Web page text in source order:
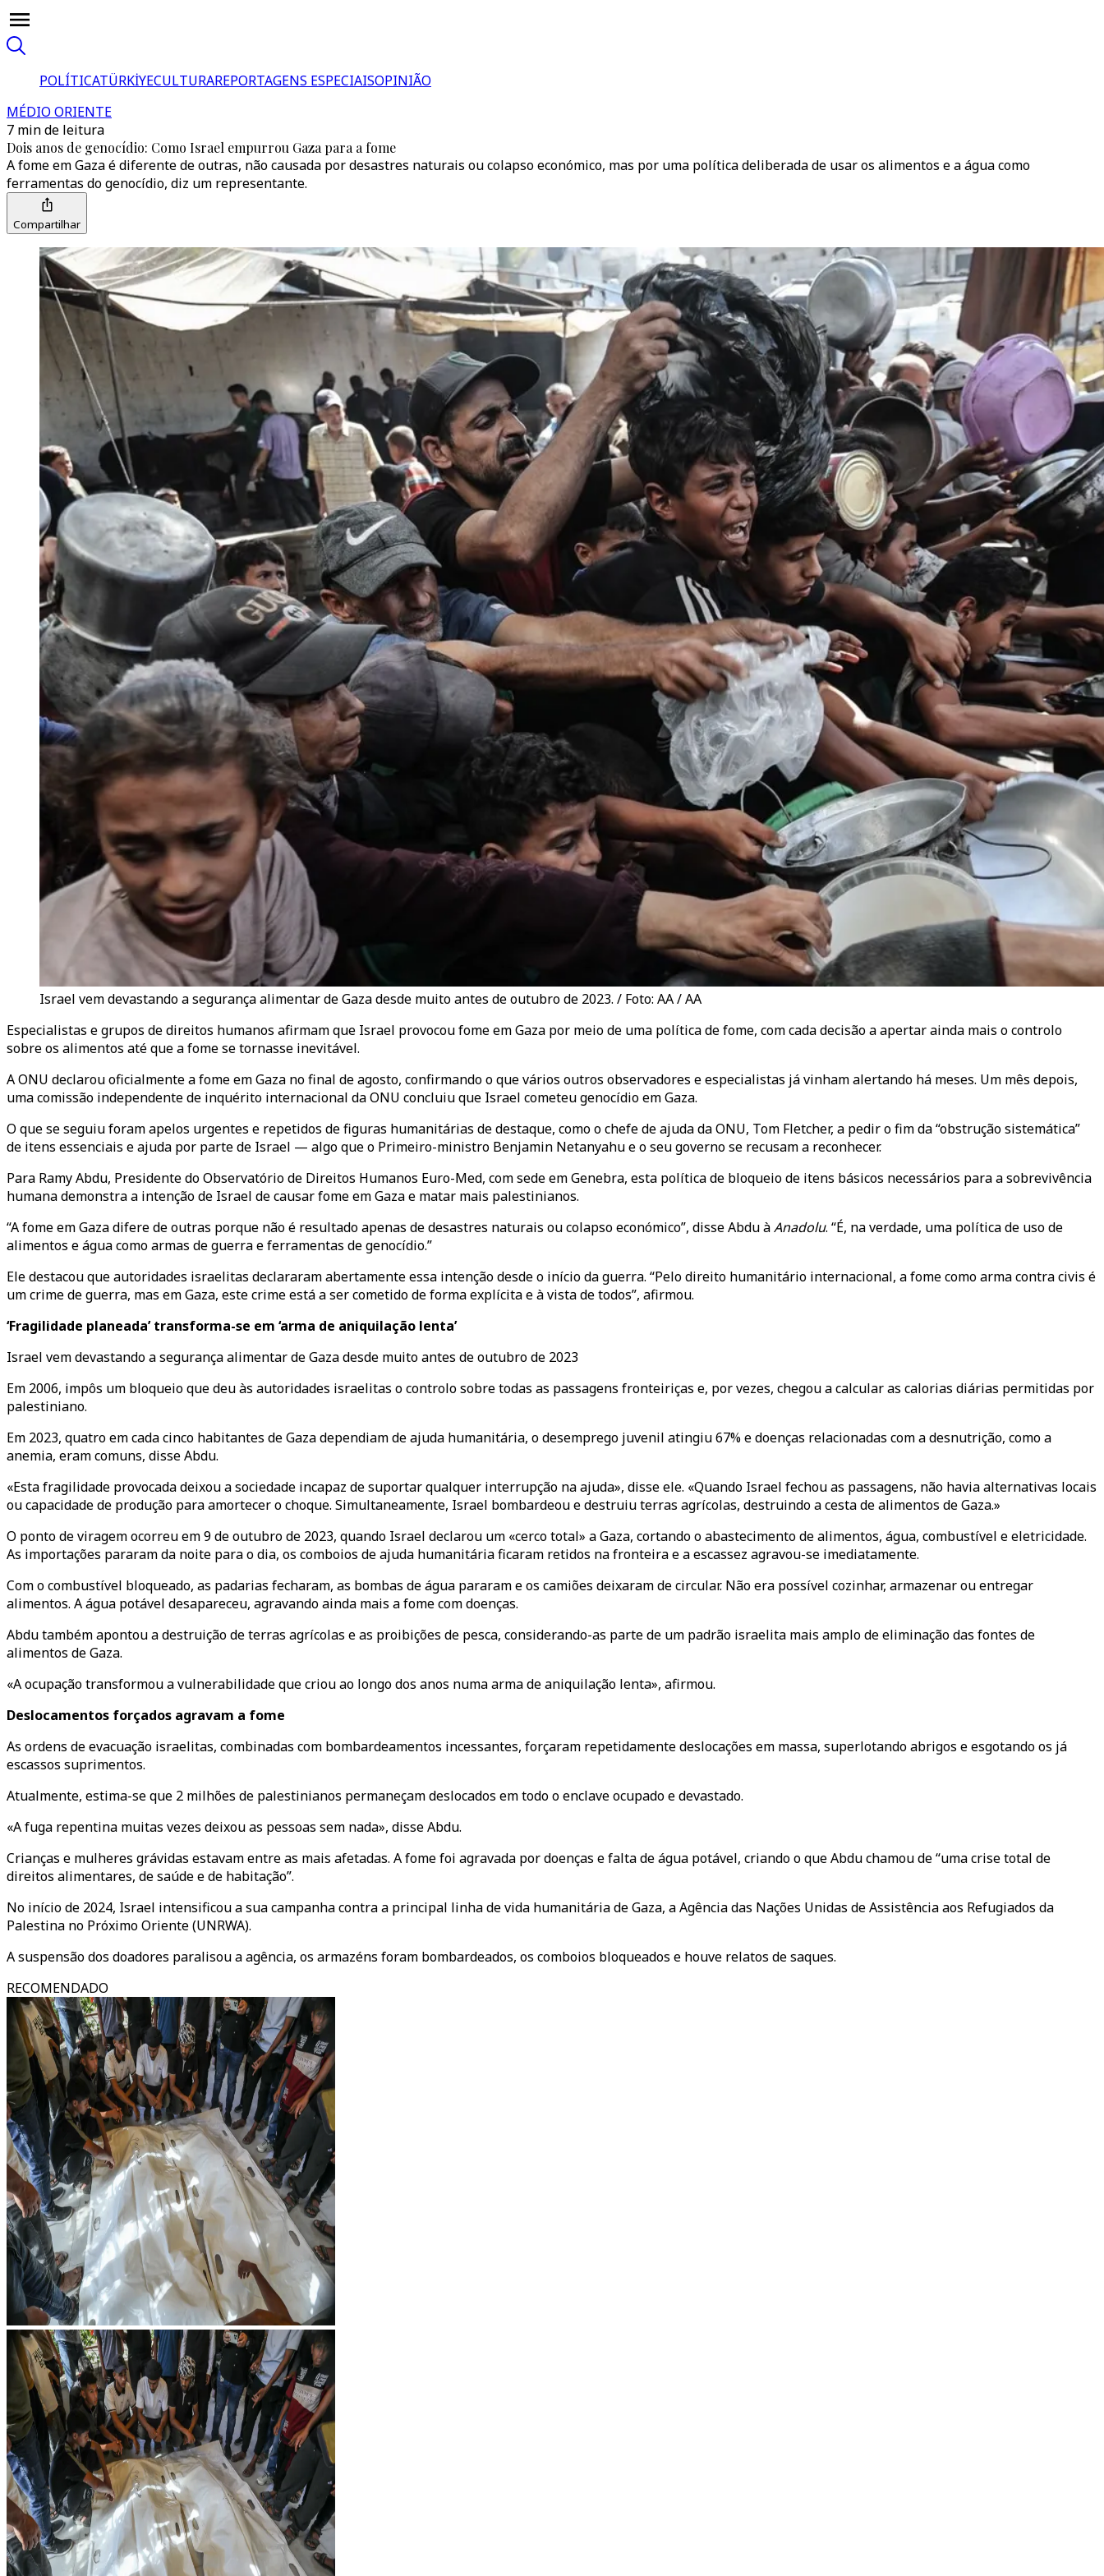
POLÍTICATÜRKİYECULTURAREPORTAGENS ESPECIAISOPINIÃO
MÉDIO ORIENTE
7 min de leitura
Dois anos de genocídio: Como Israel empurrou Gaza para a fome
A fome em Gaza é diferente de outras, não causada por desastres naturais ou colapso económico, mas por uma política deliberada de usar os alimentos e a água como
ferramentas do genocídio, diz um representante.
Compartilhar
Israel vem devastando a segurança alimentar de Gaza desde muito antes de outubro de 2023. / Foto: AA / AA
Especialistas e grupos de direitos humanos afirmam que Israel provocou fome em Gaza por meio de uma política de fome, com cada decisão a apertar ainda mais o controlo
sobre os alimentos até que a fome se tornasse inevitável.
A ONU declarou oficialmente a fome em Gaza no final de agosto, confirmando o que vários outros observadores e especialistas já vinham alertando há meses. Um mês depois,
uma comissão independente de inquérito internacional da ONU concluiu que Israel cometeu genocídio em Gaza.
O que se seguiu foram apelos urgentes e repetidos de figuras humanitárias de destaque, como o chefe de ajuda da ONU, Tom Fletcher, a pedir o fim da “obstrução sistemática”
de itens essenciais e ajuda por parte de Israel — algo que o Primeiro-ministro Benjamin Netanyahu e o seu governo se recusam a reconhecer.
Para Ramy Abdu, Presidente do Observatório de Direitos Humanos Euro-Med, com sede em Genebra, esta política de bloqueio de itens básicos necessários para a sobrevivência
humana demonstra a intenção de Israel de causar fome em Gaza e matar mais palestinianos.
“A fome em Gaza difere de outras porque não é resultado apenas de desastres naturais ou colapso económico”, disse Abdu àAnadolu. “É, na verdade, uma política de uso de
alimentos e água como armas de guerra e ferramentas de genocídio.”
Ele destacou que autoridades israelitas declararam abertamente essa intenção desde o início da guerra. “Pelo direito humanitário internacional, a fome como arma contra civis é
um crime de guerra, mas em Gaza, este crime está a ser cometido de forma explícita e à vista de todos”, afirmou.
‘Fragilidade planeada’ transforma-se em ‘arma de aniquilação lenta’
Israel vem devastando a segurança alimentar de Gaza desde muito antes de outubro de 2023
Em 2006, impôs um bloqueio que deu às autoridades israelitas o controlo sobre todas as passagens fronteiriças e, por vezes, chegou a calcular as calorias diárias permitidas por
palestiniano.
Em 2023, quatro em cada cinco habitantes de Gaza dependiam de ajuda humanitária, o desemprego juvenil atingiu 67% e doenças relacionadas com a desnutrição, como a
anemia, eram comuns, disse Abdu.
«Esta fragilidade provocada deixou a sociedade incapaz de suportar qualquer interrupção na ajuda», disse ele. «Quando Israel fechou as passagens, não havia alternativas locais
ou capacidade de produção para amortecer o choque. Simultaneamente, Israel bombardeou e destruiu terras agrícolas, destruindo a cesta de alimentos de Gaza.»
O ponto de viragem ocorreu em 9 de outubro de 2023, quando Israel declarou um «cerco total» a Gaza, cortando o abastecimento de alimentos, água, combustível e eletricidade.
As importações pararam da noite para o dia, os comboios de ajuda humanitária ficaram retidos na fronteira e a escassez agravou-se imediatamente.
Com o combustível bloqueado, as padarias fecharam, as bombas de água pararam e os camiões deixaram de circular. Não era possível cozinhar, armazenar ou entregar
alimentos. A água potável desapareceu, agravando ainda mais a fome com doenças.
Abdu também apontou a destruição de terras agrícolas e as proibições de pesca, considerando-as parte de um padrão israelita mais amplo de eliminação das fontes de
alimentos de Gaza.
«A ocupação transformou a vulnerabilidade que criou ao longo dos anos numa arma de aniquilação lenta», afirmou.
Deslocamentos forçados agravam a fome
As ordens de evacuação israelitas, combinadas com bombardeamentos incessantes, forçaram repetidamente deslocações em massa, superlotando abrigos e esgotando os já
escassos suprimentos.
Atualmente, estima-se que 2 milhões de palestinianos permaneçam deslocados em todo o enclave ocupado e devastado.
«A fuga repentina muitas vezes deixou as pessoas sem nada», disse Abdu.
Crianças e mulheres grávidas estavam entre as mais afetadas. A fome foi agravada por doenças e falta de água potável, criando o que Abdu chamou de “uma crise total de
direitos alimentares, de saúde e de habitação”.
No início de 2024, Israel intensificou a sua campanha contra a principal linha de vida humanitária de Gaza, a Agência das Nações Unidas de Assistência aos Refugiados da
Palestina no Próximo Oriente (UNRWA).
A suspensão dos doadores paralisou a agência, os armazéns foram bombardeados, os comboios bloqueados e houve relatos de saques.
RECOMENDADO